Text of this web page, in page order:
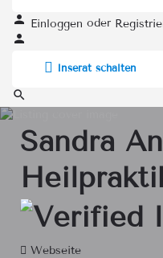
Einloggen oder
Inserat schalten
Sandra
Webseite